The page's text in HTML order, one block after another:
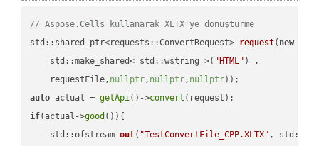
// Aspose.Cells kullanarak XLTX'ye dönüştürme
std::shared_ptr<requests::ConvertRequest> request( new
    std::make_shared< std::wstring >(
"HTML" ) ,
    requestFile,
nullptr, nullptr, nullptr))
auto actual = getApi()->convert
if(actual->good ()){
std::ofstream out( "TestConvertFile_CPP.XLTX" ,